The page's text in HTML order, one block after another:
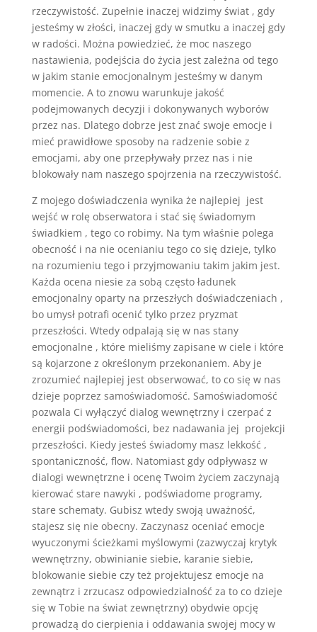
rzeczywistość. Zupełnie inaczej widzimy świat , gdy
jesteśmy w złości, inaczej gdy w smutku a inaczej gdy
w radości. Można powiedzieć, że moc naszego
nastawienia, podejścia do życia jest zależna od tego
w jakim stanie emocjonalnym jesteśmy w danym
momencie. A to znowu warunkuje jakość
podejmowanych decyzji i dokonywanych wyborów
przez nas. Dlatego dobrze jest znać swoje emocje i
mieć prawidłowe sposoby na radzenie sobie z
emocjami, aby one przepływały przez nas i nie
blokowały nam naszego spojrzenia na rzeczywistość.
Z mojego doświadczenia wynika że najlepiej jest
wejść w rolę obserwatora i stać się świadomym
świadkiem , tego co robimy. Na tym właśnie polega
obecność i na nie ocenianiu tego co się dzieje, tylko
na rozumieniu tego i przyjmowaniu takim jakim jest.
Każda ocena niesie za sobą często ładunek
emocjonalny oparty na przeszłych doświadczeniach ,
bo umysł potrafi ocenić tylko przez pryzmat
przeszłości. Wtedy odpalają się w nas stany
emocjonalne , które mieliśmy zapisane w ciele i które
są kojarzone z określonym przekonaniem. Aby je
zrozumieć najlepiej jest obserwować, to co się w nas
dzieje poprzez samoświadomość. Samoświadomość
pozwala Ci wyłączyć dialog wewnętrzny i czerpać z
energii podświadomości, bez nadawania jej projekcji
przeszłości. Kiedy jesteś świadomy masz lekkość ,
spontaniczność, flow. Natomiast gdy odpływasz w
dialogi wewnętrzne i ocenę Twoim życiem zaczynają
kierować stare nawyki , podświadome programy,
stare schematy. Gubisz wtedy swoją uważność,
stajesz się nie obecny. Zaczynasz oceniać emocje
wyuczonymi ścieżkami myślowymi (zazwyczaj krytyk
wewnętrzny, obwinianie siebie, karanie siebie,
blokowanie siebie czy też projektujesz emocje na
zewnątrz i zrzucasz odpowiedzialność za to co dzieje
się w Tobie na świat zewnętrzny) obydwie opcję
prowadzą do cierpienia i oddawania swojej mocy w